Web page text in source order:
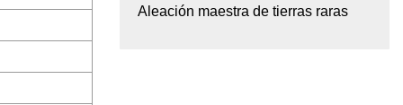
Aleación maestra de tierras raras